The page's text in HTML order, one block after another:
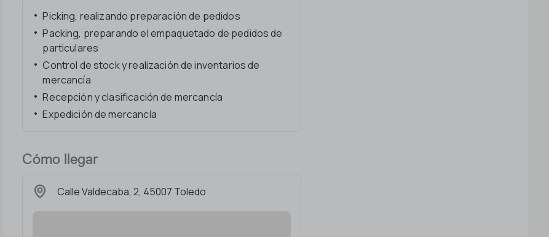
Picking, realizando preparación de pedidos
Packing, preparando el empaquetado de pedidos de
particulares
Control de stock y realización de inventarios de
mercancía
Recepción y clasificación de mercancía
Expedición de mercancía
Cómo llegar
Calle Valdecaba, 2, 45007 Toledo